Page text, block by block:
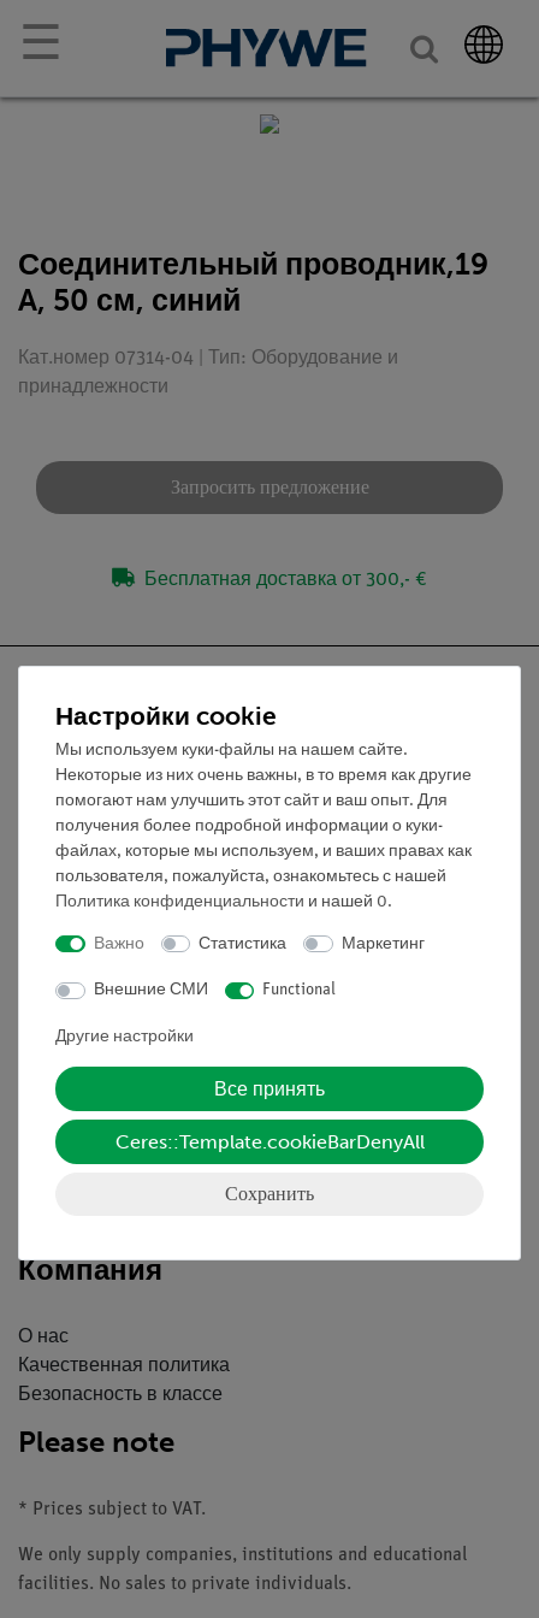
☰
Соединительный проводник,19
A, 50 см, синий
Кат.номер 07314-04 | Тип: Оборудование и
принадлежности
Запросить предложение
Бесплатная доставка от 300,- €
Nach oben
Информация
Контактное лицо
Условия сотрудничества
Вводные данные
Обслуживание
Краткий обзор услуг
Скачать
Каталоги
Компания
О нас
Качественная политика
Безопасность в классе
Please note
* Prices subject to VAT.
We only supply companies, institutions and educational
facilities. No sales to private individuals.
Настройки cookie
Мы используем куки-файлы на нашем сайте.
Некоторые из них очень важны, в то время как другие
помогают нам улучшить этот сайт и ваш опыт. Для
получения более подробной информации о куки-
файлах, которые мы используем, и ваших правах как
пользователя, пожалуйста, ознакомьтесь с нашей
Политика конфиденциальности и нашей 0.
Важно Статистика Маркетинг
Внешние СМИ Functional
Другие настройки
Все принять
Ceres::Template.cookieBarDenyAll
Сохранить